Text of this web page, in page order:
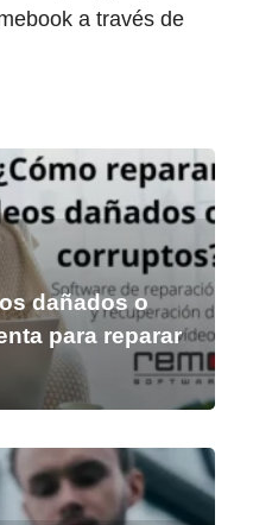
a través de
dañados o
para reparar